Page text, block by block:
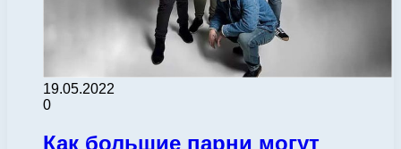
19.05.2022
0
Как большие парни могут